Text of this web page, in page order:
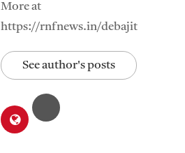
More at
https://rnfnews.in/debajit
See author's posts